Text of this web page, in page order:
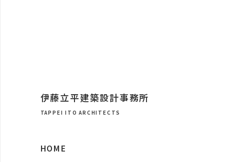
伊藤立平建築設計事務所
TAPPEI ITO ARCHITECTS
HOME